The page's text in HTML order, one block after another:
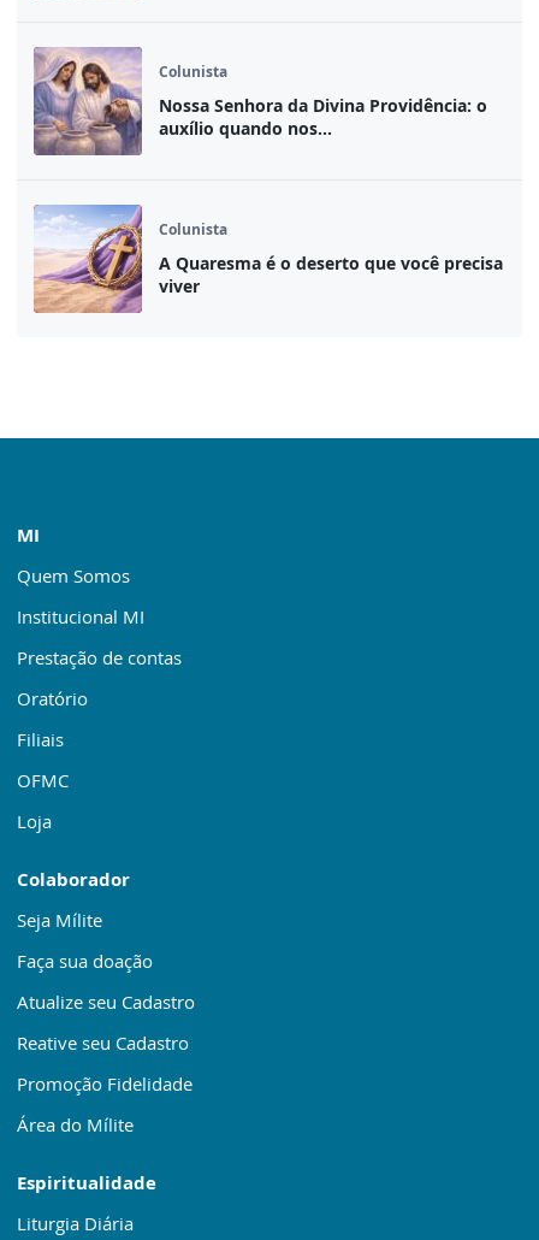
Colunista
Nossa Senhora da Divina Providência: o
auxílio quando nos...
Colunista
A Quaresma é o deserto que você precisa
viver
MI
Quem Somos
Institucional MI
Prestação de contas
Oratório
Filiais
OFMC
Loja
Colaborador
Seja Mílite
Faça sua doação
Atualize seu Cadastro
Reative seu Cadastro
Promoção Fidelidade
Área do Mílite
Espiritualidade
Liturgia Diária